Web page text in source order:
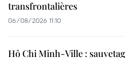
transfrontalières
06/08/2026 11:10
Hô Chi Minh-Ville :